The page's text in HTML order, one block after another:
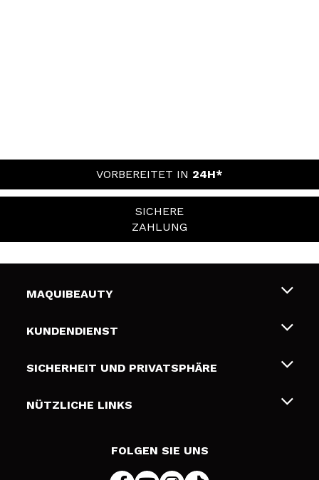
VORBEREITET IN 24H*
SICHERE
ZAHLUNG
MAQUIBEAUTY
Über uns
Geschenkkarten
KUNDENDIENST
Liefer- und Versandkosten
Zahlung
SICHERHEIT UND PRIVATSPHÄRE
Bedingungen und Datenschutz
NÜTZLICHE LINKS
FOLGEN SIE UNS